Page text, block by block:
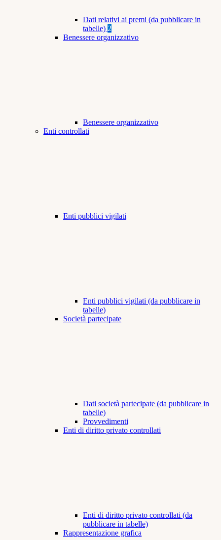
Dati relativi ai premi (da pubblicare in
tabelle) 2
Benessere organizzativo
Benessere organizzativo
Enti controllati
Enti pubblici vigilati
Enti pubblici vigilati (da pubblicare in
tabelle)
Società partecipate
Dati società partecipate (da pubblicare in
tabelle)
Provvedimenti
Enti di diritto privato controllati
Enti di diritto privato controllati (da
pubblicare in tabelle)
Rappresentazione grafica